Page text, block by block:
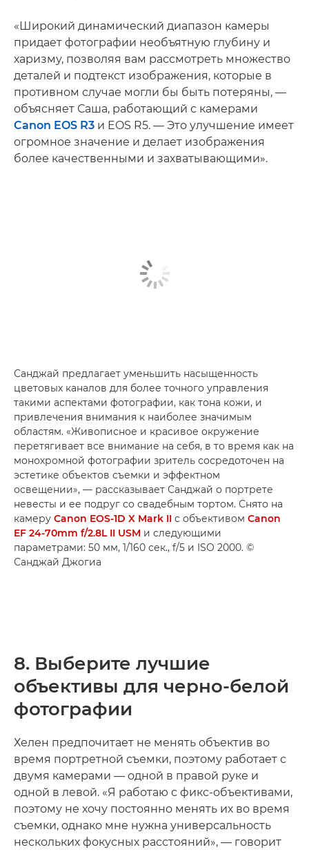
«Широкий динамический диапазон камеры
придает фотографии необъятную глубину и
харизму, позволяя вам рассмотреть множество
деталей и подтекст изображения, которые в
противном случае могли бы быть потеряны, —
объясняет Саша, работающий с камерами
Canon EOS R3 и EOS R5. — Это улучшение имеет
огромное значение и делает изображения
более качественными и захватывающими».
Санджай предлагает уменьшить насыщенность
цветовых каналов для более точного управления
такими аспектами фотографии, как тона кожи, и
привлечения внимания к наиболее значимым
областям. «Живописное и красивое окружение
перетягивает все внимание на себя, в то время как на
монохромной фотографии зритель сосредоточен на
эстетике объектов съемки и эффектном
освещении», — рассказывает Санджай о портрете
невесты и ее подруг со свадебным тортом. Снято на
камеру Canon EOS-1D X Mark II с объективом Canon
EF 24-70mm f/2.8L II USM и следующими
параметрами: 50 мм, 1/160 сек., f/5 и ISO 2000. ©
Санджай Джогиа
8. Выберите лучшие
объективы для черно-белой
фотографии
Хелен предпочитает не менять объектив во
время портретной съемки, поэтому работает с
двумя камерами — одной в правой руке и
одной в левой. «Я работаю с фикс-объективами,
поэтому не хочу постоянно менять их во время
съемки, однако мне нужна универсальность
нескольких фокусных расстояний», — говорит